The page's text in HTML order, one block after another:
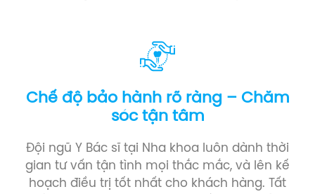
Chế độ bảo hành rõ ràng – Chăm
sóc tận tâm
Đội ngũ Y Bác sĩ tại Nha khoa luôn dành thời
gian tư vấn tận tình mọi thắc mắc, và lên kế
hoạch điều trị tốt nhất cho khách hàng. Tất